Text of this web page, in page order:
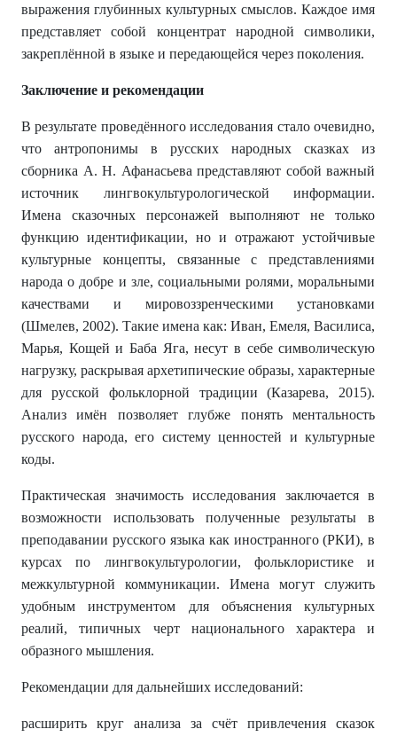
выражения глубинных культурных смыслов. Каждое имя
представляет собой концентрат народной символики,
закреплённой в языке и передающейся через поколения.
Заключение и рекомендации
В результате проведённого исследования стало очевидно,
что антропонимы в русских народных сказках из
сборника А. Н. Афанасьева представляют собой важный
источник лингвокультурологической информации.
Имена сказочных персонажей выполняют не только
функцию идентификации, но и отражают устойчивые
культурные концепты, связанные с представлениями
народа о добре и зле, социальными ролями, моральными
качествами и мировоззренческими установками
(Шмелев, 2002). Такие имена как: Иван, Емеля, Василиса,
Марья, Кощей и Баба Яга, несут в себе символическую
нагрузку, раскрывая архетипические образы, характерные
для русской фольклорной традиции (Казарева, 2015).
Анализ имён позволяет глубже понять ментальность
русского народа, его систему ценностей и культурные
коды.
Практическая значимость исследования заключается в
возможности использовать полученные результаты в
преподавании русского языка как иностранного (РКИ), в
курсах по лингвокультурологии, фольклористике и
межкультурной коммуникации. Имена могут служить
удобным инструментом для объяснения культурных
реалий, типичных черт национального характера и
образного мышления.
Рекомендации для дальнейших исследований:
расширить круг анализа за счёт привлечения сказок